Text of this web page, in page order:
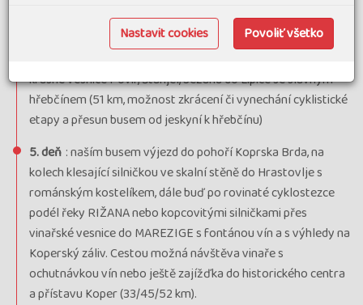
propojených jeskyní), na kole panenskou přírodou
slovinského Krasu kolem vinohradů, producentů
krásné vesnice Povir, Štanjel, Sežanu do Lipice se slavným
hřebčínem (51 km, možnost zkrácení či vynechání cyklistické
etapy a přesun busem od jeskyní k hřebčínu)
5. deň : naším busem výjezd do pohoří Koprska Brda, na
kolech klesající silničkou ve skalní stěně do Hrastovlje s
románským kostelíkem, dále buď po rovinaté cyklostezce
podél řeky RIŽANA nebo kopcovitými silničkami přes
vinařské vesnice do MAREZIGE s fontánou vín a s výhledy na
Koperský záliv. Cestou možná návštěva vinaře s
ochutnávkou vín nebo ještě zajížďka do historického centra
a přístavu Koper (33/45/52 km).
Nastavit cookies Povoliť všetko